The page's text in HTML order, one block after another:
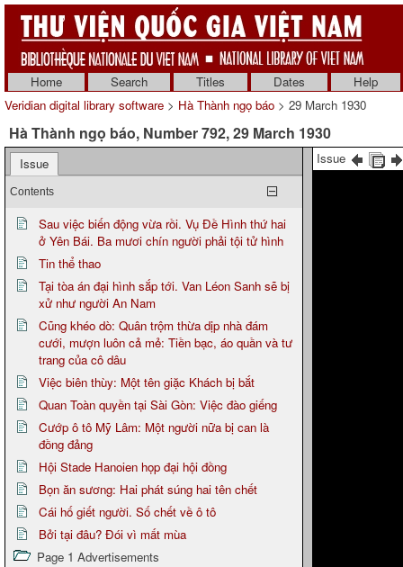
Home Search Titles Dates
Help
Veridian digital library software > Hà Thành ngọ báo > 29 March 1930
Hà Thành ngọ báo, Number 792, 29 March 1930
Issue
Contents
Sau việc biến động vừa rồi. Vụ Đề Hình thứ hai
ở Yên Bái. Ba mươi chín người phải tội tử hình
Tin thể thao
Tại tòa án đại hình sắp tới. Van Léon Sanh sẽ bị
xử như người An Nam
Cũng khéo dò: Quân trộm thừa dịp nhà đám
cưới, mượn luôn cả mẻ: Tiền bạc, áo quần và tư
trang của cô dâu
Việc biên thùy: Một tên giặc Khách bị bắt
Quan Toàn quyền tại Sài Gòn: Việc đào giếng
Cướp ô tô Mỹ Lâm: Một người nữa bị can là
đồng đảng
Hội Stade Hanoien họp đại hội đồng
Bọn ăn sương: Hai phát súng hai tên chết
Cái hố giết người. Số chết về ô tô
Bởi tại đâu? Đói vì mất mùa
Page 1 Advertisements
Issue